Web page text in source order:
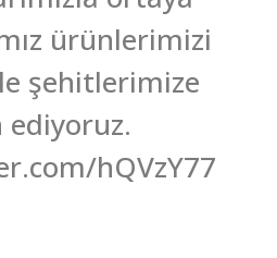
ürünlerimizi
şehitlerimize
hQVzY77